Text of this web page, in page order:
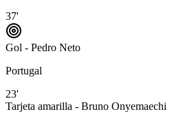
37'
Gol - Pedro Neto
Portugal
23'
Tarjeta amarilla - Bruno Onyemaechi